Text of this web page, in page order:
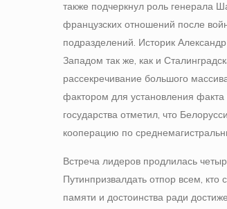
также подчеркнул роль генерала
французских отношений после
подразделений. Историк
Западом так же, как и
рассекречивание большого
фактором для установления факта
государства отметил, что
кооперацию по
Встреча лидеров продлилась
Путин призвал дать отпор всем,
памяти и достоинства ради